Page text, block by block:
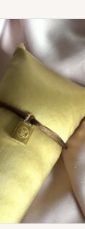
Slotjes Armbandje
ADD TO CART